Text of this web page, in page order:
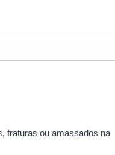
fraturas ou amassados na